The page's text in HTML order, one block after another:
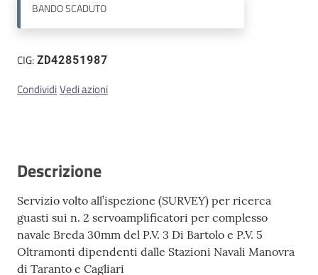
BANDOSCADUTO
CIG:ZD42851987
CondividiVedi azioni
Descrizione
Servizio volto all’ispezione (SURVEY) per ricerca
guasti sui n. 2 servoamplificatori per complesso
navale Breda 30mm del P.V. 3 Di Bartolo e P.V. 5
Oltramonti dipendenti dalle Stazioni Navali Manovra
di Taranto e Cagliari